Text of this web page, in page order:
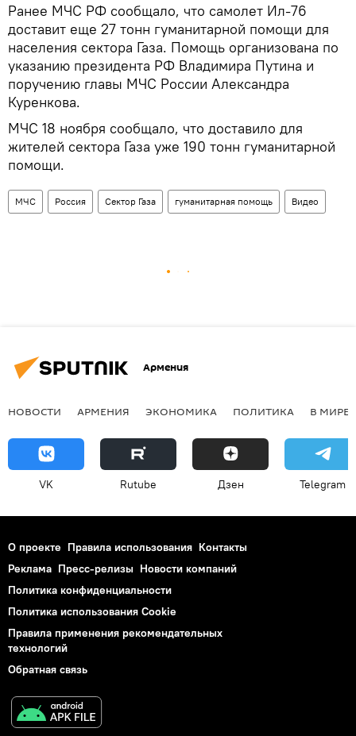
Ранее МЧС РФ сообщало, что самолет Ил-76
доставит еще 27 тонн гуманитарной помощи для
населения сектора Газа. Помощь организована по
указанию президента РФ Владимира Путина и
поручению главы МЧС России Александра
Куренкова.
МЧС 18 ноября сообщало, что доставило для
жителей сектора Газа уже 190 тонн гуманитарной
помощи.
МЧС Россия Сектор Газа гуманитарная помощь Видео
Армения
НОВОСТИ АРМЕНИЯ ЭКОНОМИКА ПОЛИТИКА В МИРЕ
VK Rutube Дзен Telegram
О проекте Правила использования Контакты
Реклама Пресс-релизы Новости компаний
Политика конфиденциальности
Политика использования Cookie
Правила применения рекомендательных
технологий
Обратная связь